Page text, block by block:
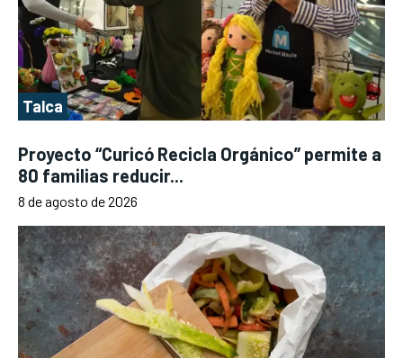
Talca
Proyecto “Curicó Recicla Orgánico” permite a
80 familias reducir...
8 de agosto de 2026